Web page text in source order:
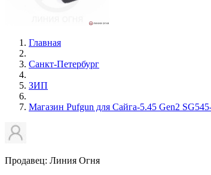
Главная
Санкт-Петербург
ЗИП
Магазин Pufgun для Сайга-5.45 Gen2
Продавец: Линия Огня